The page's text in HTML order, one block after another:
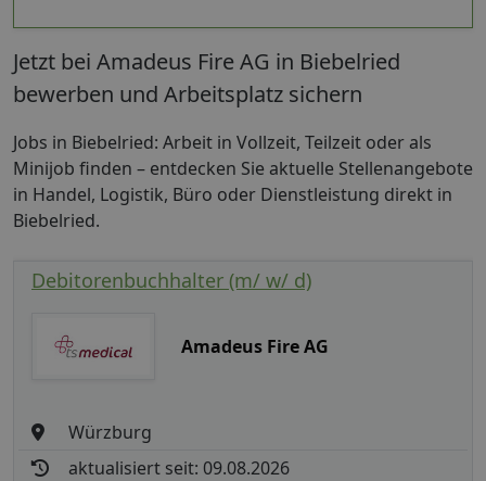
Jetzt bei Amadeus Fire AG in Biebelried
bewerben und Arbeitsplatz sichern
Jobs in Biebelried: Arbeit in Vollzeit, Teilzeit oder als
Minijob finden – entdecken Sie aktuelle Stellenangebote
in Handel, Logistik, Büro oder Dienstleistung direkt in
Biebelried.
Debitorenbuchhalter (m/ w/ d)
Amadeus Fire AG
Würzburg
aktualisiert seit: 09.08.2026